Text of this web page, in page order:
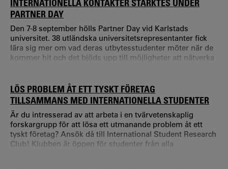
Det finns även en diskussionsklubb, en språkklubb och en
filmklubb.
INTERNATIONELLA KONTAKTER STÄRKTES UNDER
PARTNER DAY
Den 7-8 september hölls Partner Day vid Karlstads
universitet. 38 utländska universitetsrepresentanter fick
lära sig mer om vad deras utbytesstudenter möter när de
kommer hit och det bjöds upp till möjligheter att nätverka
berätta mer om våra utbildningar och hur vi arbetar, säger
Maria Nilsson, Internationell strateg vid Karlstads
universitet.
LÖS PROBLEM ÅT ETT TYSKT FÖRETAG
TILLSAMMANS MED INTERNATIONELLA STUDENTER
Är du intresserad av att arbeta i en tvärvetenskaplig
forskargrupp för att lösa ett utmanande problem åt ett
tyskt företag? Ansök då till International Student Research
Club! Klubben är öppen för studenter från alla